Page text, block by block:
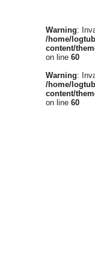
Warning:
/home/
content/
on line 60
Warning:
/home/
content/
on line 60